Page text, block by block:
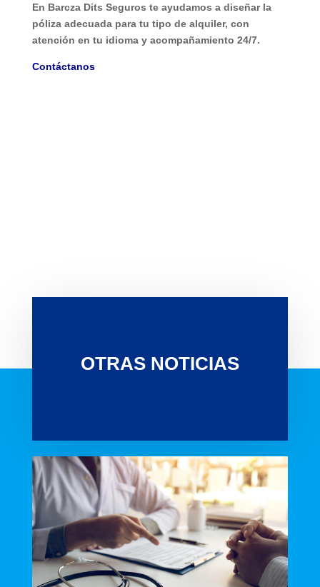
En Barcza Dits Seguros te ayudamos a diseñar la
póliza adecuada para tu tipo de alquiler, con
atención en tu idioma y acompañamiento 24/7.
Contáctanos
OTRAS NOTICIAS